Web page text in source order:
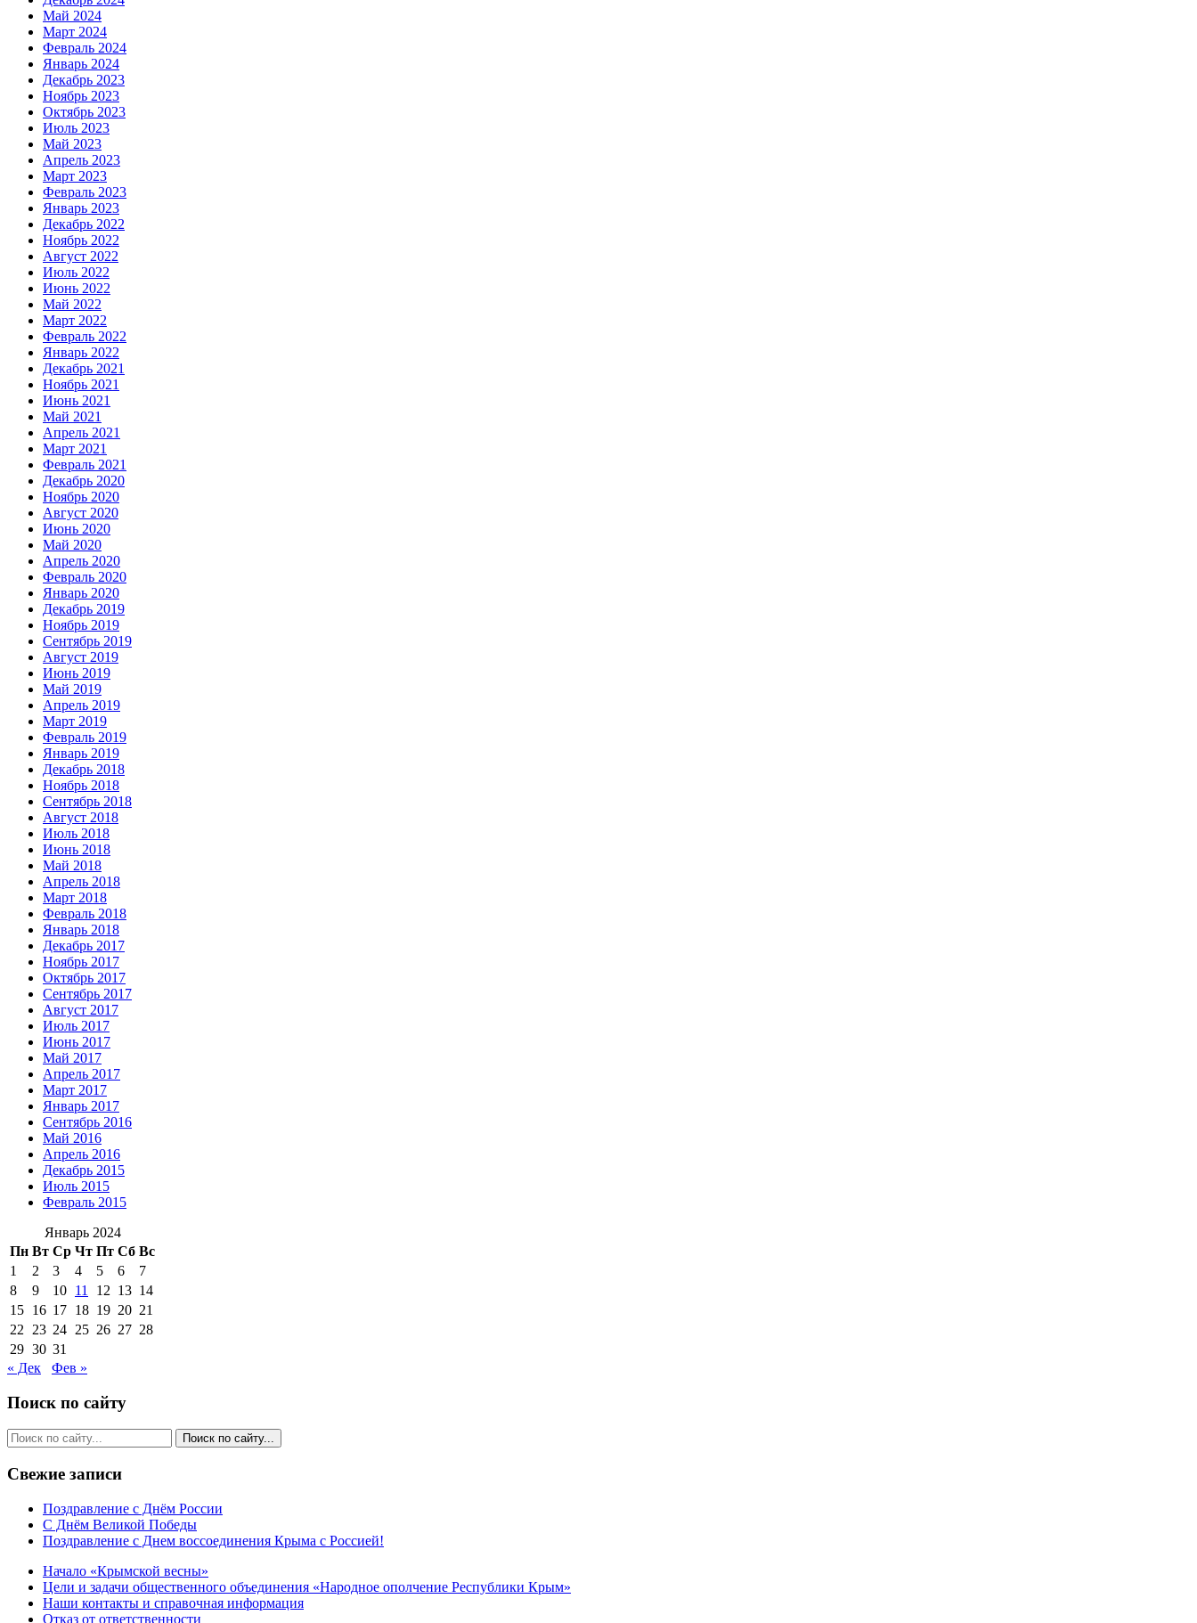
Май 2024
Март 2024
Февраль 2024
Январь 2024
Декабрь 2023
Ноябрь 2023
Октябрь 2023
Июль 2023
Май 2023
Апрель 2023
Март 2023
Февраль 2023
Январь 2023
Декабрь 2022
Ноябрь 2022
Август 2022
Июль 2022
Июнь 2022
Май 2022
Март 2022
Февраль 2022
Январь 2022
Декабрь 2021
Ноябрь 2021
Июнь 2021
Май 2021
Апрель 2021
Март 2021
Февраль 2021
Декабрь 2020
Ноябрь 2020
Август 2020
Июнь 2020
Май 2020
Апрель 2020
Февраль 2020
Январь 2020
Декабрь 2019
Ноябрь 2019
Сентябрь 2019
Август 2019
Июнь 2019
Май 2019
Апрель 2019
Март 2019
Февраль 2019
Январь 2019
Декабрь 2018
Ноябрь 2018
Сентябрь 2018
Август 2018
Июль 2018
Июнь 2018
Май 2018
Апрель 2018
Март 2018
Февраль 2018
Январь 2018
Декабрь 2017
Ноябрь 2017
Октябрь 2017
Сентябрь 2017
Август 2017
Июль 2017
Июнь 2017
Май 2017
Апрель 2017
Март 2017
Январь 2017
Сентябрь 2016
Май 2016
Апрель 2016
Декабрь 2015
Июль 2015
Февраль 2015
Январь 2024
Пн Вт Ср Чт Пт Сб Вс
1
2 3 4 5 6
7
8
9 10 11 12 13 14
15 16 17 18 19 20 21
22
23 24 25 26 27 28
29 30 31
« Дек
Фев »
Поиск по сайту
Свежие записи
Поздравление с Днём России
С Днём Великой Победы
Поздравление с Днем воссоединения Крыма с Россией!
Начало «Крымской весны»
Цели и задачи общественного объединения «Народное ополчение Республики Крым»
Наши контакты и справочная информация
Отказ от ответственности